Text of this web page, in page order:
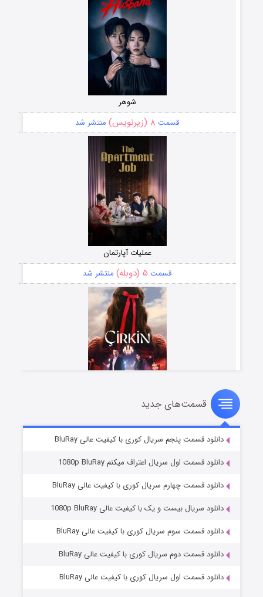
شوهر
قسمت ۸ (زیرنویس) منتشر شد
عملیات آپارتمان
قسمت ۵ (دوبله) منتشر شد
سریال زشت
قسمت۲ (زیرنویس) منتشر شد
مردگان متحرک: شهر مرده ۳
قسمت۲ (زیرنویس) منتشر شد
قسمت‌های جدید
دانلود قسمت پنجم سریال کوری با کیفیت عالی BluRay
دانلود قسمت اول سریال اعتراف میکنم 1080p BluRay
دانلود قسمت چهارم سریال کوری با کیفیت عالی BluRay
دانلود سریال بیست و یک با کیفیت عالی 1080p BluRay
دانلود قسمت سوم سریال کوری با کیفیت عالی BluRay
دانلود قسمت دوم سریال کوری با کیفیت عالی BluRay
دانلود قسمت اول سریال کوری با کیفیت عالی BluRay